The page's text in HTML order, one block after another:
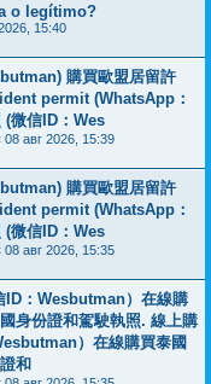
o legítimo?
15:40
購買歐盟居留許
permit (WhatsApp：
(微信ID：Wes
08 авг 2026, 15:39
購買歐盟居留許
permit (WhatsApp：
(微信ID：Wes
08 авг 2026, 15:35
ID：Wesbutman）在線購
身份證和駕駛執照. 線上購
）在線購買泰國
和